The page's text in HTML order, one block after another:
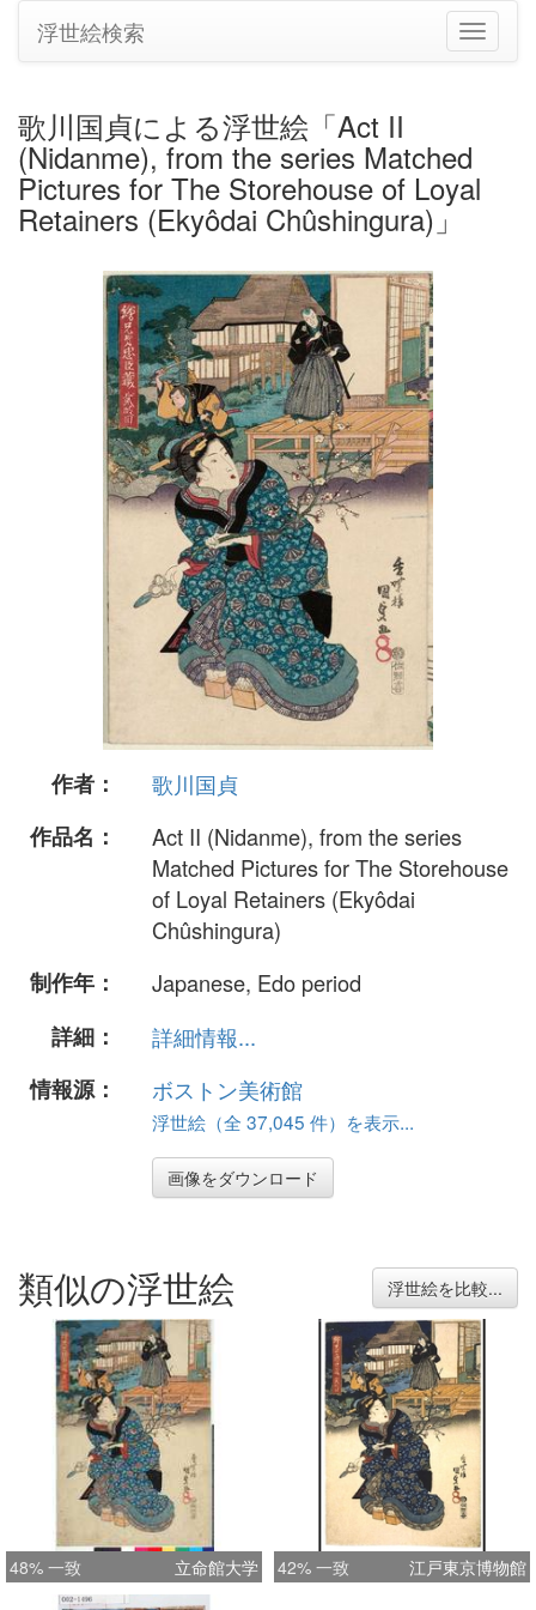
ナ
ビ
ン
の
浮世絵検索
歌川国貞による浮世絵「Act II
(Nidanme), from the series Matched
Pictures for The Storehouse of Loyal
Retainers (Ekyôdai Chûshingura)」
作者：
歌川国貞
作品名：
Act II (Nidanme), from the series
Matched Pictures for The Storehouse
of Loyal Retainers (Ekyôdai
Chûshingura)
制作年：
Japanese, Edo period
詳細：
詳細情報...
情報源：
ボストン美術館
浮世絵（全 37,045 件）を表示...
画像をダウンロード
類似の浮世絵 浮世絵を比較...
48% 一致 立命館大学 42% 一致 江戸東京博物館